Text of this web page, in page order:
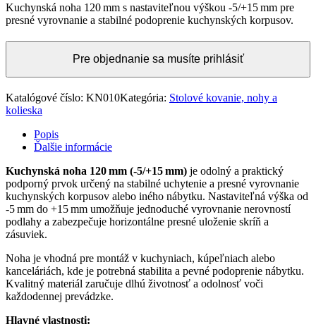
Kuchynská noha 120 mm s nastaviteľnou výškou -5/+15 mm pre
presné vyrovnanie a stabilné podoprenie kuchynských korpusov.
Pre objednanie sa musíte prihlásiť
Katalógové číslo: KN010Kategória: Stolové kovanie, nohy a
kolieska
Popis
Ďalšie informácie
Kuchynská noha 120 mm (-5/+15 mm) je odolný a praktický
podporný prvok určený na stabilné uchytenie a presné vyrovnanie
kuchynských korpusov alebo iného nábytku. Nastaviteľná výška od
-5 mm do +15 mm umožňuje jednoduché vyrovnanie nerovností
podlahy a zabezpečuje horizontálne presné uloženie skríň a
zásuviek.
Noha je vhodná pre montáž v kuchyniach, kúpeľniach alebo
kanceláriách, kde je potrebná stabilita a pevné podoprenie nábytku.
Kvalitný materiál zaručuje dlhú životnosť a odolnosť voči
každodennej prevádzke.
Hlavné vlastnosti: